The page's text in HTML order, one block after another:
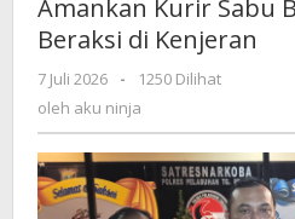
Amankan Kurir Sabu
Beraksi di Kenjeran
7 Juli 2026
oleh
aku
ninja
-
1250 Dilihat
oleh aku ninja